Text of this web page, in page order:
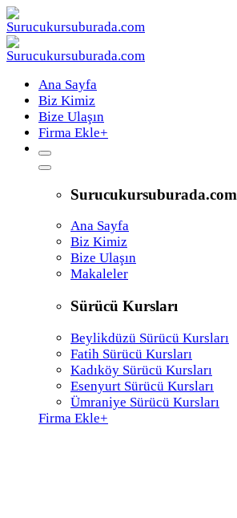
Ana Sayfa
Biz Kimiz
Bize Ulaşın
Firma Ekle+
Surucukursuburada.com
Ana Sayfa
Biz Kimiz
Bize Ulaşın
Makaleler
Sürücü Kursları
Beylikdüzü Sürücü Kursları
Fatih Sürücü Kursları
Kadıköy Sürücü Kursları
Esenyurt Sürücü Kursları
Ümraniye Sürücü Kursları
Firma Ekle+